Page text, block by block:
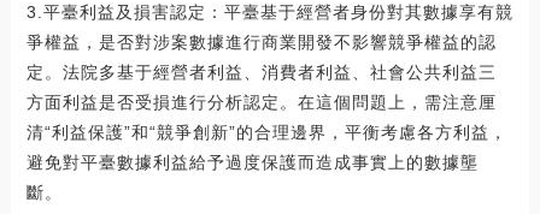
3.平臺利益及損害認定：平臺基于經營者身份對其數據享有競
爭權益，是否對涉案數據進行商業開發不影響競爭權益的認
定。法院多基于經營者利益、消費者利益、社會公共利益三
方面利益是否受損進行分析認定。在這個問題上，需注意厘
清“利益保護”和“競爭創新”的合理邊界，平衡考慮各方利益，
避免對平臺數據利益給予過度保護而造成事實上的數據壟
斷。